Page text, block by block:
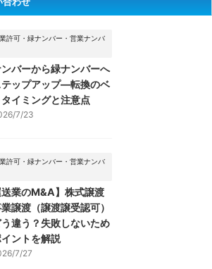
許可・緑ナンバー・営業ナンバ
バーから緑ナンバーへ
ップアップ―転換のベ
タイミングと注意点
7/23
許可・緑ナンバー・営業ナンバ
送業のM&A】株式譲渡
譲渡（譲渡譲受認可）
違う？失敗しないため
ントを解説
7/27